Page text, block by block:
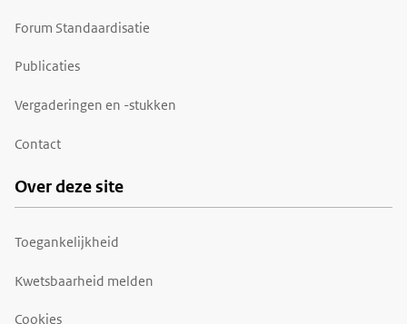
Forum Standaardisatie
Publicaties
Vergaderingen en -stukken
Contact
Over deze site
Toegankelijkheid
Kwetsbaarheid melden
Cookies